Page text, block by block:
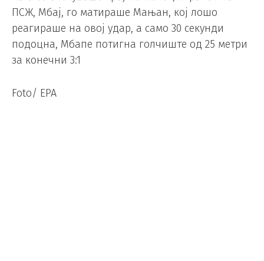
ПСЖ, Мбај, го матираше Мањан, кој лошо
реагираше на овој удар, а само 30 секунди
подоцна, Мбапе потигна голчиште од 25 метри
за конечни 3:1
Foto/ EPA